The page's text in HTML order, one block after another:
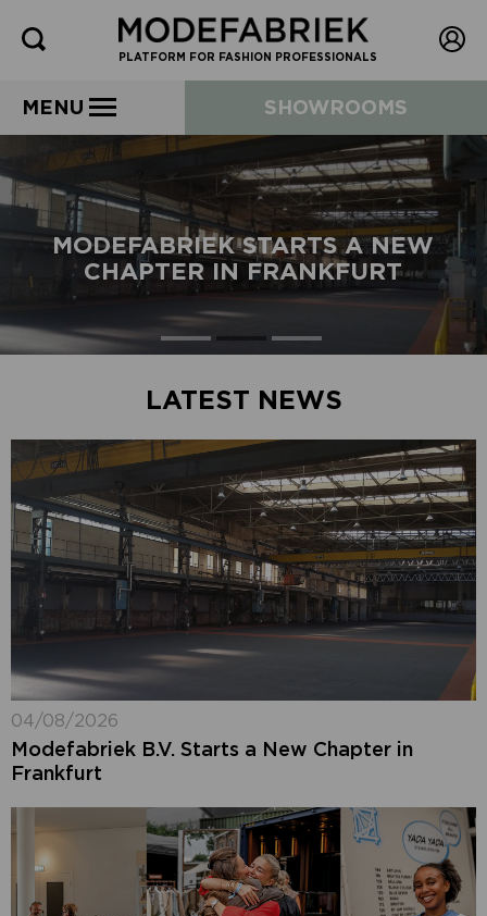
PLATFORM FOR FASHION PROFESSIONALS
MENU SHOWROOMS
MODEFABRIEK STARTS A NEW
CHAPTER IN FRANKFURT
LATEST NEWS
04/08/2026
Modefabriek B.V. Starts a New Chapter in
Frankfurt